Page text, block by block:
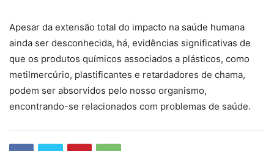
Apesar da extensão total do impacto na saúde humana
ainda ser desconhecida, há, evidências significativas de
que os produtos químicos associados a plásticos, como
metilmercúrio, plastificantes e retardadores de chama,
podem ser absorvidos pelo nosso organismo,
encontrando-se relacionados com problemas de saúde.